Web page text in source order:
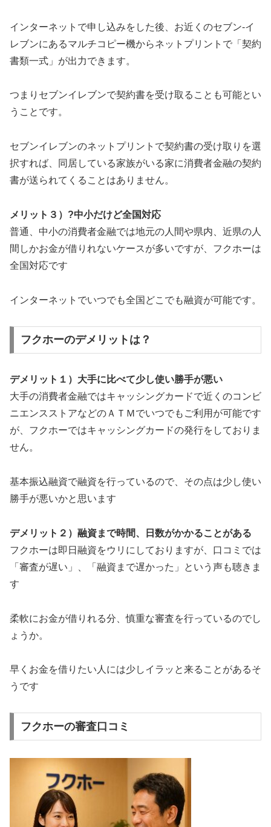
インターネットで申し込みをした後、お近くのセブン-イ
レブンにあるマルチコピー機からネットプリントで「契約
書類一式」が出力できます。
つまりセブンイレブンで契約書を受け取ることも可能とい
うことです。
セブンイレブンのネットプリントで契約書の受け取りを選
択すれば、同居している家族がいる家に消費者金融の契約
書が送られてくることはありません。
メリット３）?中小だけど全国対応
普通、中小の消費者金融では地元の人間や県内、近県の人
間しかお金が借りれないケースが多いですが、フクホーは
全国対応です
インターネットでいつでも全国どこでも融資が可能です。
フクホーのデメリットは？
デメリット１）大手に比べて少し使い勝手が悪い
大手の消費者金融ではキャッシングカードで近くのコンビ
ニエンスストアなどのＡＴＭでいつでもご利用が可能です
が、フクホーではキャッシングカードの発行をしておりま
せん。
基本振込融資で融資を行っているので、その点は少し使い
勝手が悪いかと思います
デメリット２）融資まで時間、日数がかかることがある
フクホーは即日融資をウリにしておりますが、口コミでは
「審査が遅い」、「融資まで遅かった」という声も聴きま
す
柔軟にお金が借りれる分、慎重な審査を行っているのでし
ょうか。
早くお金を借りたい人には少しイラッと来ることがあるそ
うです
フクホーの審査口コミ